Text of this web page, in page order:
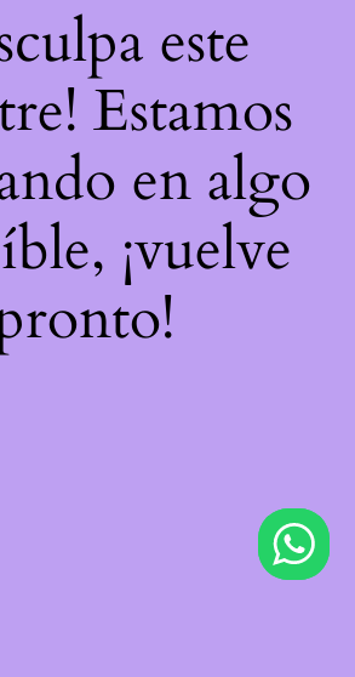
este
Estamos
en algo
¡vuelve